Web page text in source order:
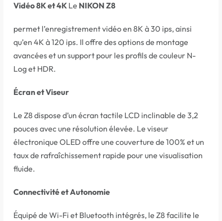
Vidéo 8K et 4K Le NIKON Z8
permet l’enregistrement vidéo en 8K à 30 ips, ainsi
qu’en 4K à 120 ips. Il offre des options de montage
avancées et un support pour les profils de couleur N-
Log et HDR.
Écran et Viseur
Le Z8 dispose d’un écran tactile LCD inclinable de 3,2
pouces avec une résolution élevée. Le viseur
électronique OLED offre une couverture de 100% et un
taux de rafraîchissement rapide pour une visualisation
fluide.
Connectivité et Autonomie
Équipé de Wi-Fi et Bluetooth intégrés, le Z8 facilite le